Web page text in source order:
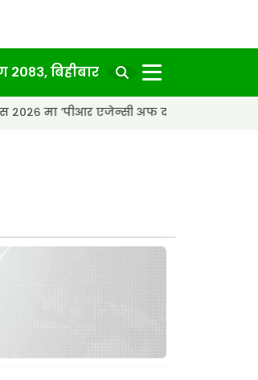
२०८३, बिहीबार
एजेन्सी अफ द इयर’ अवार्ड